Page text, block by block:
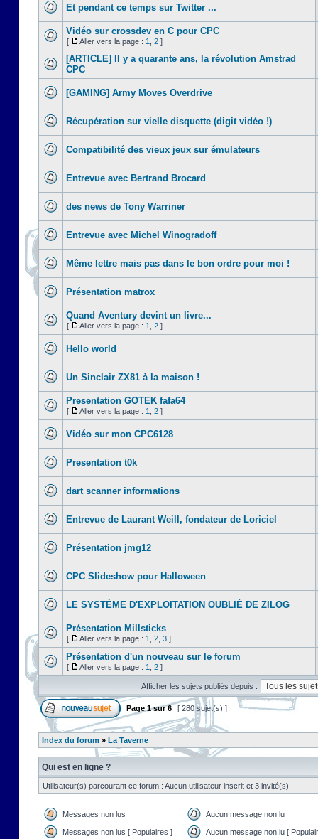
Et pendant ce temps sur Twitter ...
Vidéo sur crossdev en C pour CPC
[ Aller vers la page : 1 2 ]
[ARTICLE] Il y a quarante ans, la révolution Amstrad
CPC
[GAMING] Army Moves Overdrive
Récupération sur vielle disquette (digit vidéo !)
Compatibilité des vieux jeux sur émulateurs
Entrevue avec Bertrand Brocard
des news de Tony Warriner
Entrevue avec Michel Winogradoff
Même lettre mais pas dans le bon ordre pour moi !
Présentation matrox
Quand Aventury devint un livre...
[ Aller vers la page : 1 2 ]
Hello world
Un Sinclair ZX81 à la maison !
Presentation GOTEK fafa64
[ Aller vers la page : 1 2 ]
Vidéo sur mon CPC6128
Presentation t0k
dart scanner informations
Entrevue de Laurant Weill, fondateur de Loriciel
Présentation jmg12
CPC Slideshow pour Halloween
LE SYSTÈME D'EXPLOITATION OUBLIÉ DE ZILOG
Présentation Millsticks
[ Aller vers la page : 1 2 3 ]
Présentation d'un nouveau sur le forum
[ Aller vers la page : 1 2 ]
Afficher les sujets publiés depuis :
Page1sur6 [ 280 sujet(s) ]
Index du forum » La Taverne
Qui est en ligne ?
Utilisateur(s) parcourant ce forum : Aucun utilisateur inscrit et 3 invité(s)
Messages non lus Aucun message non lu
Messages non lus [ Populaires ] Aucun message non lu [